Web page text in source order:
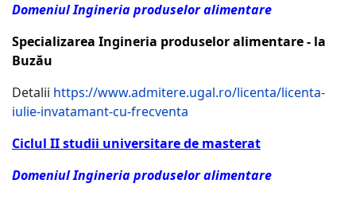
Domeniul Ingineria produselor alimentare
Specializarea Ingineria produselor alimentare - la
Buzău
Detalii https://www.admitere.ugal.ro/licenta/licenta-
iulie-invatamant-cu-frecventa
Ciclul II studii universitare de masterat
Domeniul Ingineria produselor alimentare